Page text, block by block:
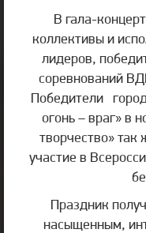
В гала-
коллективы и
лидеров,
соревнований
Победители
огонь – враг» в
творчество» так
участие в
Праздник
насыщенным,